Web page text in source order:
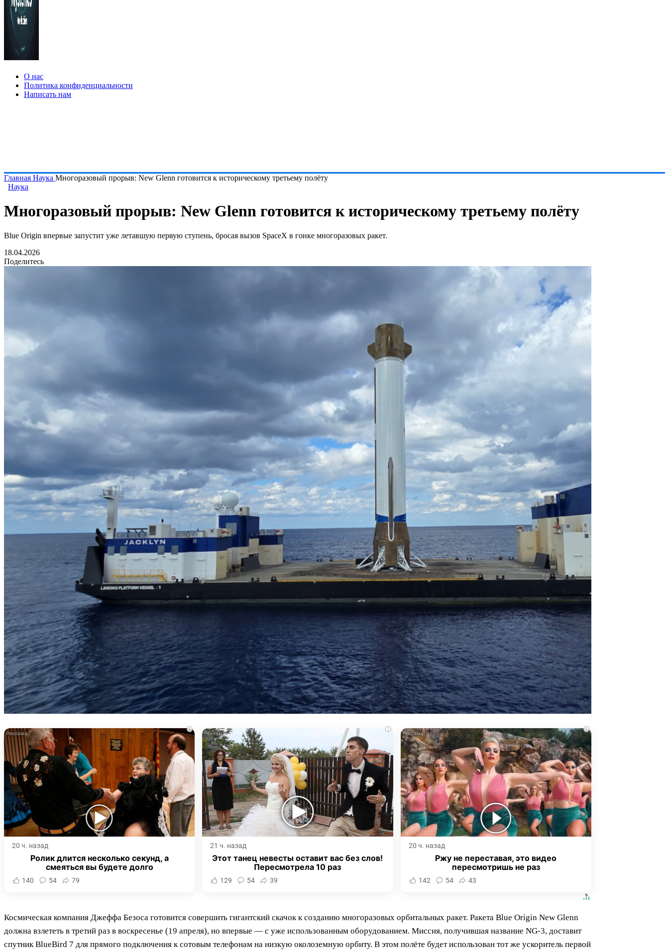
О нас
Политика конфиденциальности
Написать нам
Главная Наука Многоразовый прорыв: New Glenn готовится к историческому третьему полёту
Наука
Многоразовый прорыв: New Glenn готовится к историческому третьему полёту
Blue Origin впервые запустит уже летавшую первую ступень, бросая вызов SpaceX в гонке многоразовых ракет.
18.04.2026
Поделитесь
i
20 ч. назад
Ролик длится несколько секунд, а
смеяться вы будете долго
140 54 79
i
21 ч. назад
Этот танец невесты оставит вас без слов!
Пересмотрела 10 раз
129 54 39
i
20 ч. назад
Ржу не переставая, это видео
пересмотришь не раз
142 54 43
Космическая компания Джеффа Безоса готовится совершить гигантский скачок к созданию многоразовых орбитальных ракет. Ракета Blue Origin New Glenn
должна взлететь в третий раз в воскресенье (19 апреля), но впервые — с уже использованным оборудованием. Миссия, получившая название NG-3, доставит
спутник BlueBird 7 для прямого подключения к сотовым телефонам на низкую околоземную орбиту. В этом полёте будет использован тот же ускоритель первой